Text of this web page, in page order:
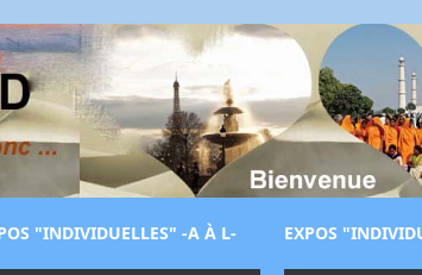
"INDIVIDUELLES" -A À L- EXPOS